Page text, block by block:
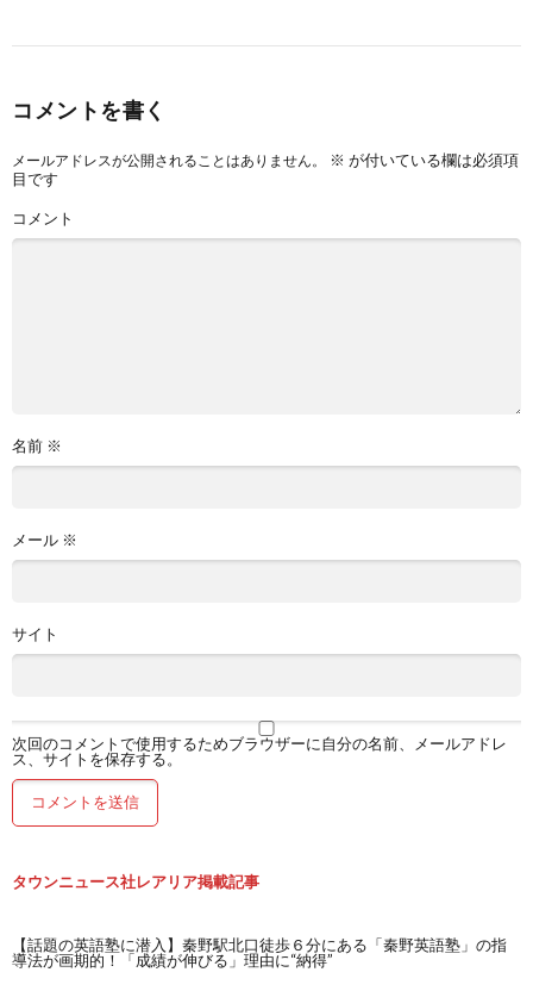
コメントを書く
メールアドレスが公開されることはありません。 ※ が付いている欄は必須項
目です
コメント
名前 ※
メール ※
サイト
次回のコメントで使用するためブラウザーに自分の名前、メールアドレ
ス、サイトを保存する。
タウンニュース社レアリア掲載記事
【話題の英語塾に潜入】秦野駅北口徒歩６分にある「秦野英語塾」の指
導法が画期的！「成績が伸びる」理由に“納得”